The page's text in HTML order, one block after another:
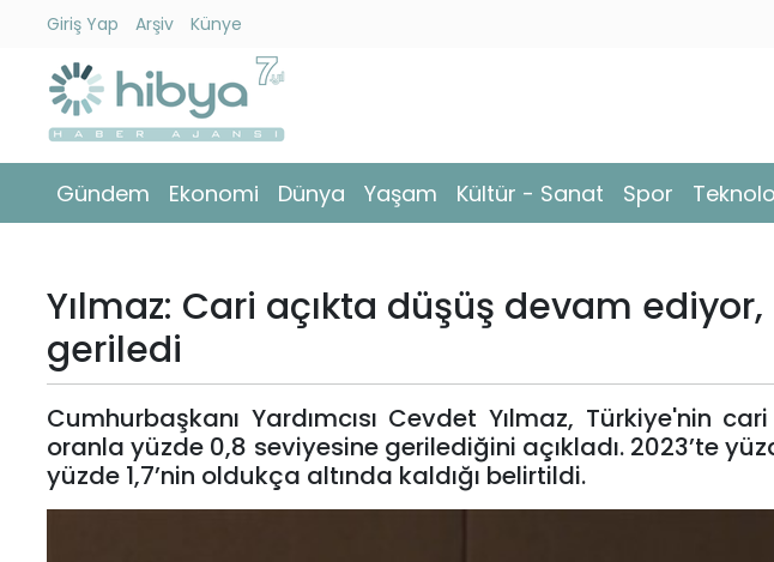
Giriş Yap Arşiv Künye
Gündem Ekonomi Dünya Yaşam Kültür - Sanat Spor
Gündem
Ekonomi
Yaşam
Kültür
Sanat
Spor
Yılmaz: Cari açıkta düşüş devam ediyor,
geriledi
Cumhurbaşkanı Yardımcısı Cevdet Yılmaz, Türkiye'nin
oranla yüzde 0,8 seviyesine gerilediğini açıkladı. 2023’te
yüzde 1,7’nin oldukça altında kaldığı belirtildi.